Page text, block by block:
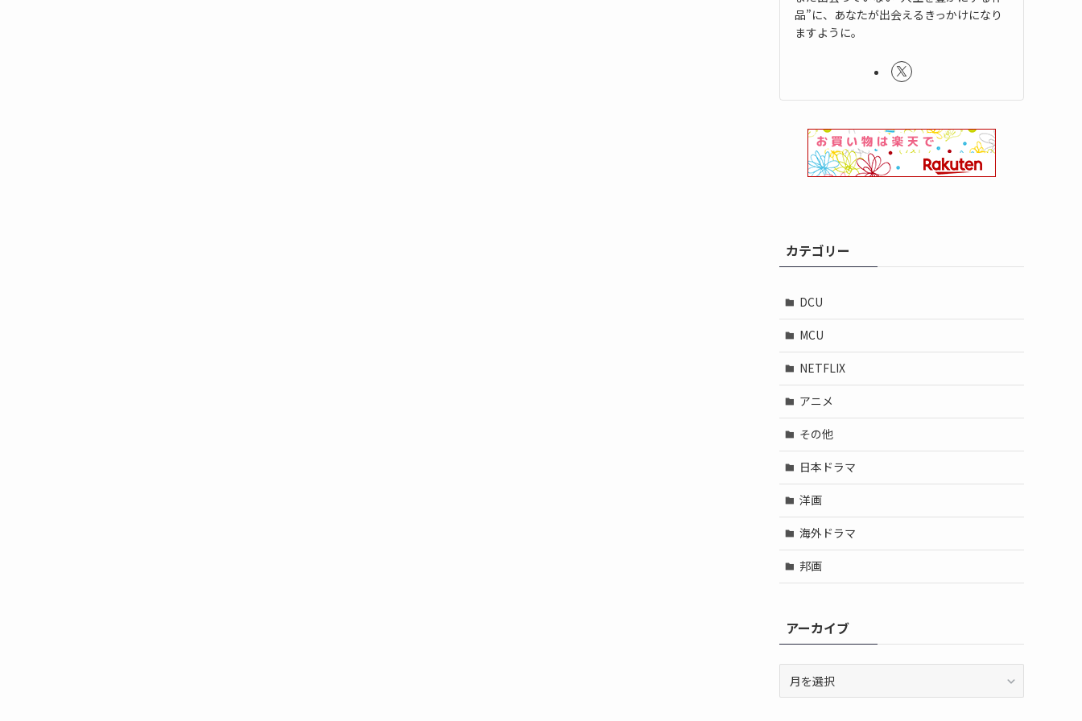
品”に、あなたが出会えるきっかけになり
ますように。
カテゴリー
DCU
MCU
NETFLIX
アニメ
その他
日本ドラマ
洋画
海外ドラマ
邦画
アーカイブ